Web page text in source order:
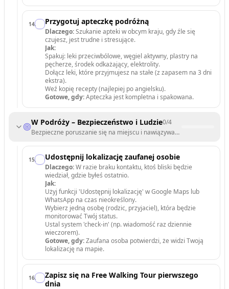
14. Przygotuj apteczkę podróżną
Dlaczego:Szukanie apteki w obcym kraju, gdy źle się
czujesz, jest trudne i stresujące.
Jak:
Spakuj: leki przeciwbólowe, węgiel aktywny, plastry na
pęcherze, środek odkażający, elektrolity.
Dołącz leki, które przyjmujesz na stałe (z zapasem na 3 dni
ekstra).
Weź kopię recepty (najlepiej po angielsku).
Gotowe, gdy:Apteczka jest kompletna i spakowana.
W Podróży – Bezpieczeństwo i Ludzie0/4
Bezpieczne poruszanie się na miejscu i nawiązywanie
15. Udostępnij lokalizację zaufanej osobie
Dlaczego:W razie braku kontaktu, ktoś bliski będzie
wiedział, gdzie byłeś ostatnio.
Jak:
Użyj funkcji 'Udostępnij lokalizację' w Google Maps lub
WhatsApp na czas nieokreślony.
Wybierz jedną osobę (rodzic, przyjaciel), która będzie
monitorować Twój status.
Ustal system 'check-in' (np. wiadomość raz dziennie
wieczorem).
Gotowe, gdy:Zaufana osoba potwierdzi, że widzi Twoją
lokalizację na mapie.
16.
Zapisz się na Free Walking Tour pierwszego
dnia